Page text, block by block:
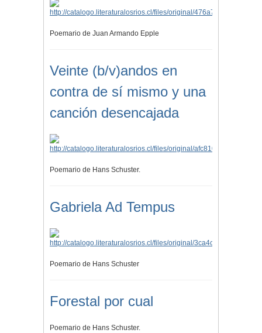
Poemario de Juan Armando Epple
Veinte (b/v)andos en
contra de sí mismo y una
canción desencajada
Poemario de Hans Schuster.
Gabriela Ad Tempus
Poemario de Hans Schuster
Forestal por cual
Poemario de Hans Schuster.